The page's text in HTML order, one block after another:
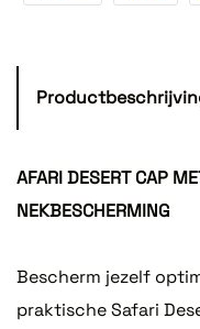
AFARI DESERT CAP
NEKBESCHERMING
Bescherm jezelf
praktische Safari